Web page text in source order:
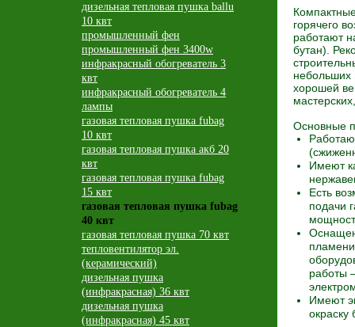
дизельная тепловая пушка ballu
10 квт
промышленный фен
промышленный фен 3400w
инфракрасный обогреватель 3
квт
инфракрасный обогреватель 4
лампы
газовая тепловая пушка fubag
10 квт
газовая тепловая пушка акб 20
квт
газовая тепловая пушка fubag
15 квт
газовая тепловая пушка fubag
40 квт
газовая тепловая пушка 70 квт
тепловентилятор эл.
(керамический)
дизельная пушка
(инфракрасная) 36 квт
дизельная пушка
(инфракрасная) 45 квт
горячего
работают
бутан).
небольших
хорошей
Основные
Имеют
Есть
подачи
работы
Имеют
окраску